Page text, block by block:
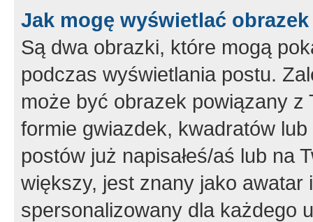
Jak mogę wyświetlać
Są dwa obrazki, które mogą
podczas wyświetlania postu.
może być obrazek powiązany z
formie gwiazdek, kwadratów
postów już napisałeś/aś lub na
większy, jest znany jako
spersonalizowany dla każdego